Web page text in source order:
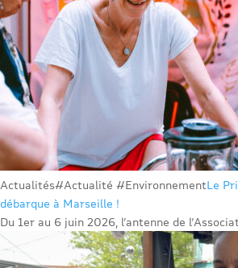
Actualités#Actualité #EnvironnementLe
débarque à Marseille !
Du 1er au 6 juin 2026, l’antenne de